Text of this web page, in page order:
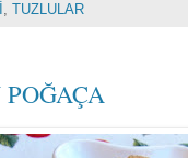
, TUZLULAR